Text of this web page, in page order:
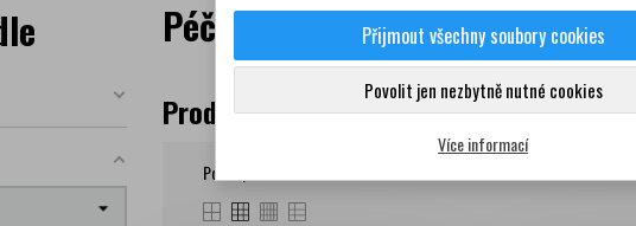
Péče o rty
Produkty
Počet produktů: 66
Přijmout všechny soubory cookies
Povolit jen nezbytně nutné cookies
Více informací